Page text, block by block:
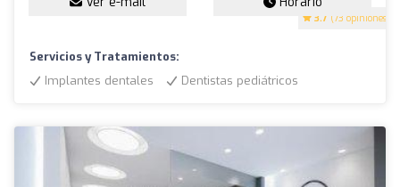
3.7 (73 opiniones)
Servicios y Tratamientos:
Implantes dentales
Dentistas pediátricos